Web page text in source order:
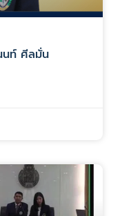
นท์ ศีลมั่น